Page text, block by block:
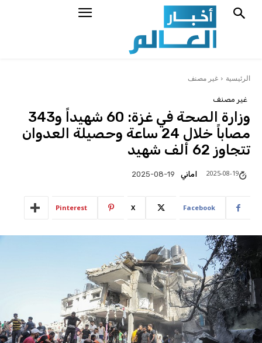
الرئيسية غير مصنف
غير مصنف
وزارة الصحة في غزة: 60 شهيداً و343
مصاباً خلال 24 ساعة وحصيلة العدوان
تتجاوز 62 ألف شهيد
اماني 2025-08-19 2025-08-19
Facebook
X
Pinterest